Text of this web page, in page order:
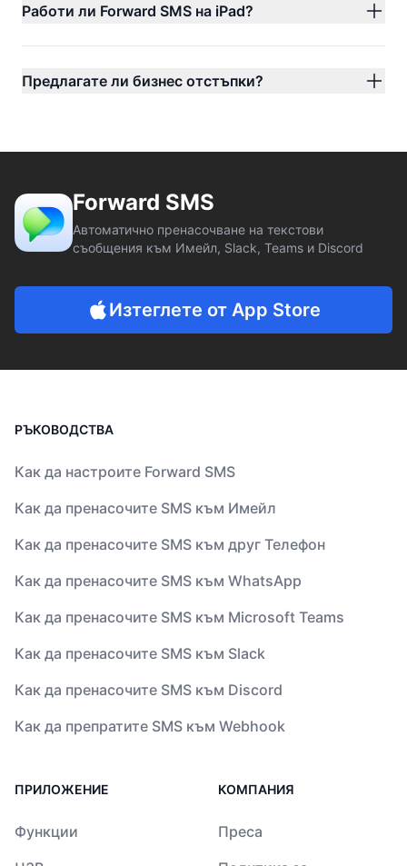
Работи ли Forward SMS на iPad?
Предлагате ли бизнес отстъпки?
Forward SMS
Автоматично пренасочване на текстови
съобщения към Имейл, Slack, Teams и Discord
Изтеглете от App Store
РЪКОВОДСТВА
Как да настроите Forward SMS
Как да пренасочите SMS към Имейл
Как да пренасочите SMS към друг Телефон
Как да пренасочите SMS към WhatsApp
Как да пренасочите SMS към Microsoft Teams
Как да пренасочите SMS към Slack
Как да пренасочите SMS към Discord
Как да препратите SMS към Webhook
ПРИЛОЖЕНИЕ
Функции
КОМПАНИЯ
Преса